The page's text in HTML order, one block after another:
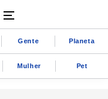
Gente Planeta
Mulher Pet